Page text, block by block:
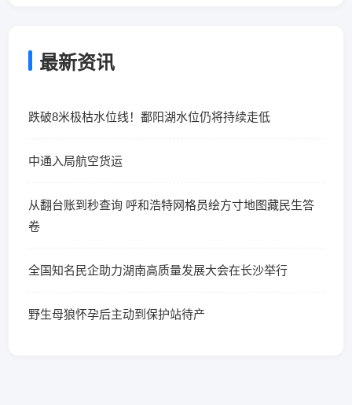
最新资讯
跌破8米极枯水位线！鄱阳湖水位仍将持续走低
中通入局航空货运
从翻台账到秒查询 呼和浩特网格员绘方寸地图藏民生答
卷
全国知名民企助力湖南高质量发展大会在长沙举行
野生母狼怀孕后主动到保护站待产